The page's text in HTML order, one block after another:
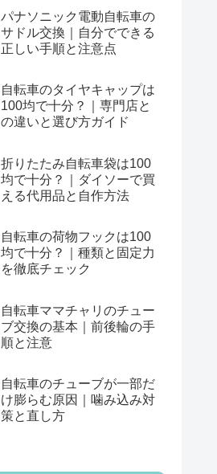
パナソニック電動自転車の
サドル交換｜自分でできる
正しい手順と注意点
自転車のタイヤキャップは
100均で十分？｜専門店と
の違いと選び方ガイド
折りたたみ自転車袋は100
均で十分？｜ダイソーで買
える代用品と自作方法
自転車の荷物フックは100
均で十分？｜種類と固定力
を徹底チェック
自転車ママチャリのチュー
ブ交換の基本｜前後輪の手
順と注意
自転車のチューブが一部だ
け膨らむ原因｜噛み込み対
策と直し方